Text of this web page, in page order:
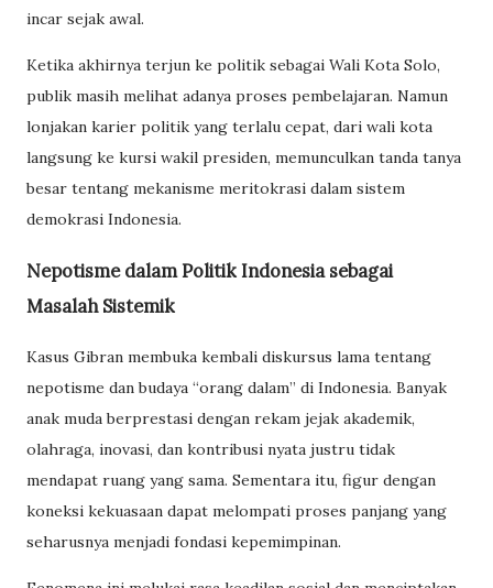
incar sejak awal.
Ketika akhirnya terjun ke politik sebagai Wali Kota Solo,
publik masih melihat adanya proses pembelajaran. Namun
lonjakan karier politik yang terlalu cepat, dari wali kota
langsung ke kursi wakil presiden, memunculkan tanda tanya
besar tentang mekanisme meritokrasi dalam sistem
demokrasi Indonesia.
Nepotisme dalam Politik Indonesia sebagai
Masalah Sistemik
Kasus Gibran membuka kembali diskursus lama tentang
nepotisme dan budaya “orang dalam” di Indonesia. Banyak
anak muda berprestasi dengan rekam jejak akademik,
olahraga, inovasi, dan kontribusi nyata justru tidak
mendapat ruang yang sama. Sementara itu, figur dengan
koneksi kekuasaan dapat melompati proses panjang yang
seharusnya menjadi fondasi kepemimpinan.